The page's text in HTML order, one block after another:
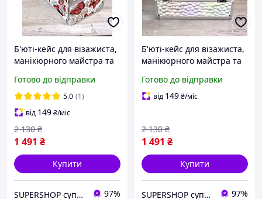
Б'юті-кейс для візажиста,
манікюрного майстра та
Готово до відправки
5.0 (1)
від 149₴/міс
1 491 ₴
2 130 ₴
Купити
SUPERSHOP супер ціни, супер вибір, супер покупки! 97%
Б'юті-кейс для візажиста,
манікюрного майстра та
Готово до відправки
від 149₴/міс
1 491 ₴
2 130 ₴
Купити
SUPERSHOP супер ціни, супер вибір, супер покупки! 97%